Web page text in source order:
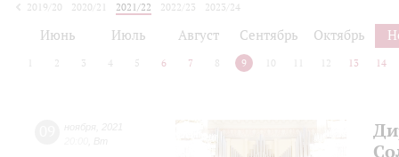
2019/20
2020/21 2021/22 2022/23
2023/24
Июнь Июль Август Сентябрь Октябрь
2 3 4 5 6 7 8 9 10 12 13 14